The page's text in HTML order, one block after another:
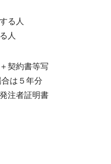
る人
人
契約書等写
は５年分
注者証明書